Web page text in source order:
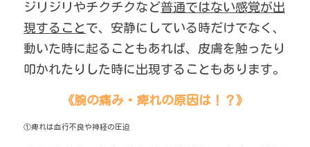
ジリジリやチクチクなど普通ではない感覚が出
現することで、安静にしている時だけでなく、
動いた時に起ることもあれば、皮膚を触ったり
叩かれたりした時に出現することもあります。
《腕の痛み・痺れの原因は！？》
①痺れは血行不良や神経の圧迫